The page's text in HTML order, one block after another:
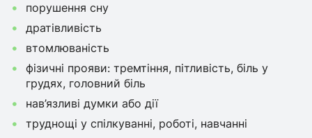
порушення сну
дратівливість
втомлюваність
фізичні прояви: тремтіння, пітливість, біль у
грудях, головний біль
нав’язливі думки або дії
труднощі у спілкуванні, роботі, навчанні